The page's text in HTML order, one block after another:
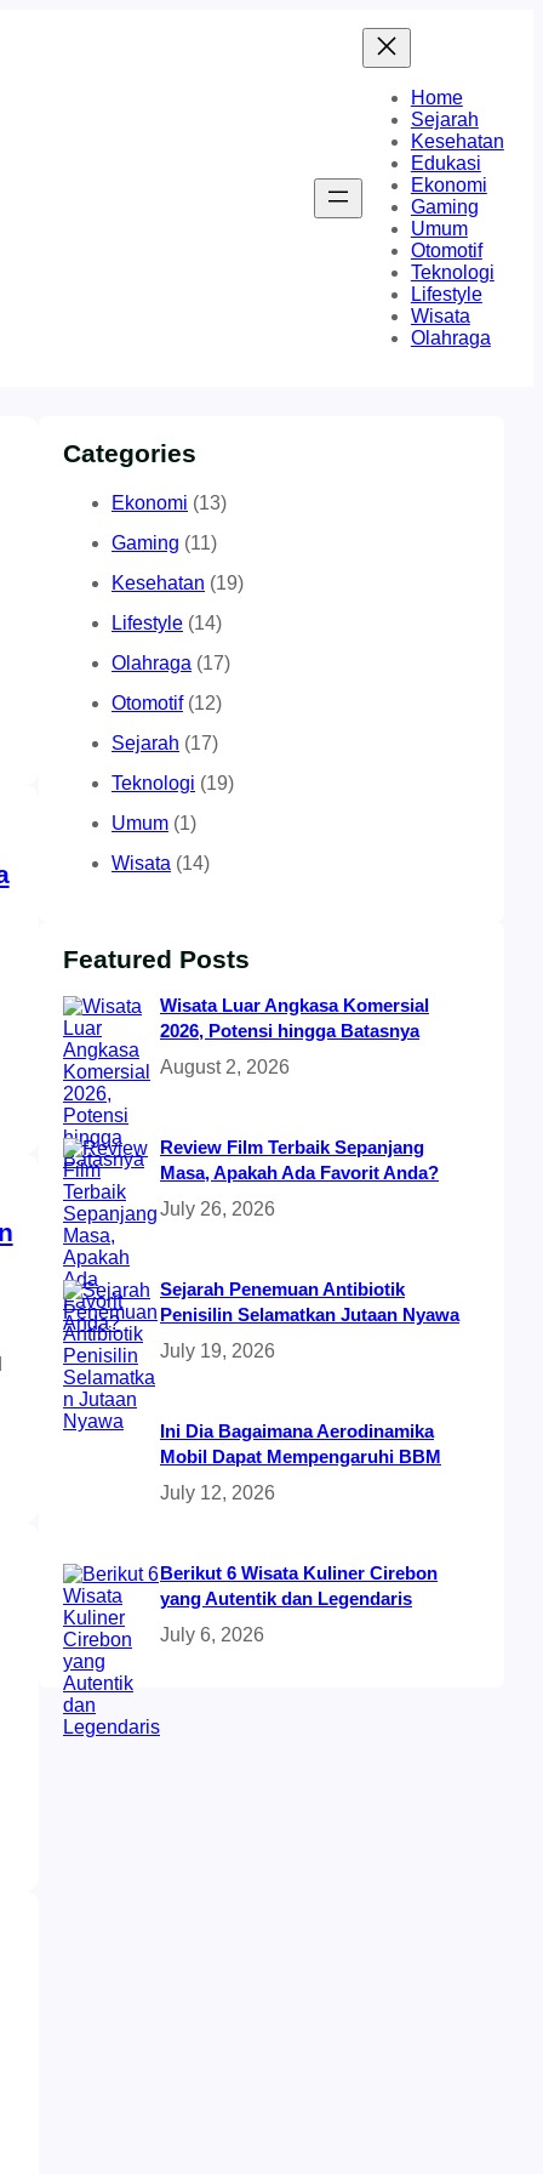
Home
Sejarah
Kesehatan
Edukasi
Ekonomi
Gaming
Umum
Otomotif
Teknologi
Lifestyle
Wisata
Olahraga
Categories
Ekonomi (13)
Gaming (11)
Kesehatan (19)
Lifestyle (14)
Olahraga (17)
Otomotif(12)
Sejarah (17)
Teknologi (19)
Umum (1)
Wisata (14)
Featured Posts
Wisata Luar Angkasa Komersial
2026, Potensi hingga Batasnya
August 2, 2026
Review Film Terbaik Sepanjang
Masa, Apakah Ada Favorit Anda?
July 26, 2026
Sejarah Penemuan Antibiotik
Penisilin Selamatkan Jutaan Nyawa
July 19, 2026
Ini Dia Bagaimana Aerodinamika
Mobil Dapat Mempengaruhi BBM
July 12, 2026
Berikut 6 Wisata Kuliner Cirebon
yang Autentik dan Legendaris
July 6, 2026